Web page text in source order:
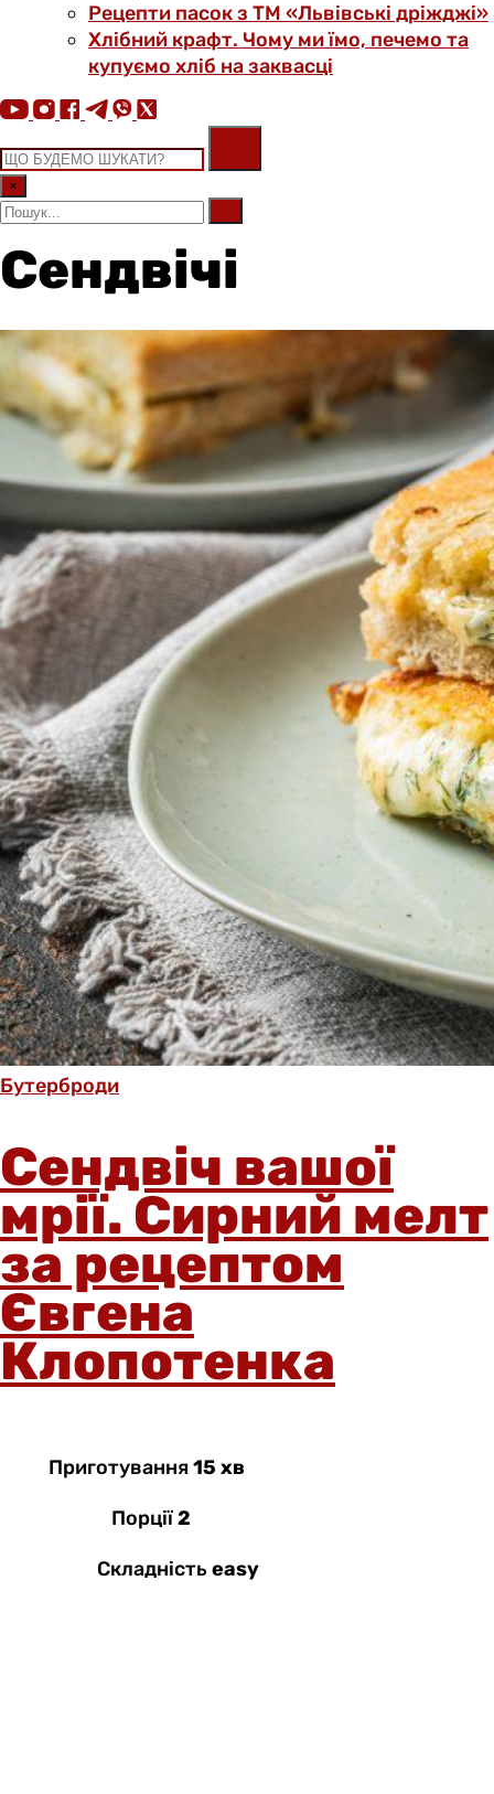
Рецепти пасок з ТМ «Львівські дріжджі»
Хлібний крафт. Чому ми їмо, печемо та
купуємо хліб на заквасці
×
Сендвічі
Бутерброди
Сендвіч вашої
мрії. Сирний мелт
за рецептом
Євгена
Клопотенка
Приготування15 хв
Порції2
Складність easy